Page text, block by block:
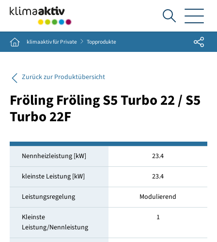
Ich
suche...
Home klimaaktiv für Private Topprodukte Share
Zurück zur Produktübersicht
Fröling Fröling S5 Turbo 22 / S5
Turbo 22F
Nennheizleistung [kW] 23.4
kleinste Leistung [kW] 23.4
Leistungsregelung Modulierend
Kleinste
Leistung/Nennleistung
1